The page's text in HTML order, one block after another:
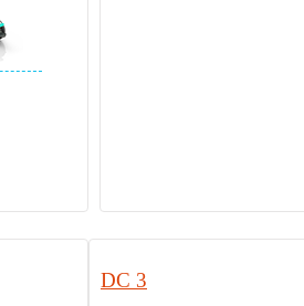
DC 3